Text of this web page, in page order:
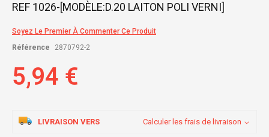
the
of
images
REF 1026-[MODÈLE:D.20 LAITON POLI VERNI]
Soyez Le Premier À Commenter Ce Produit
Référence
2870792-2
5,94 €
LIVRAISON VERS Calculer les frais de livraison